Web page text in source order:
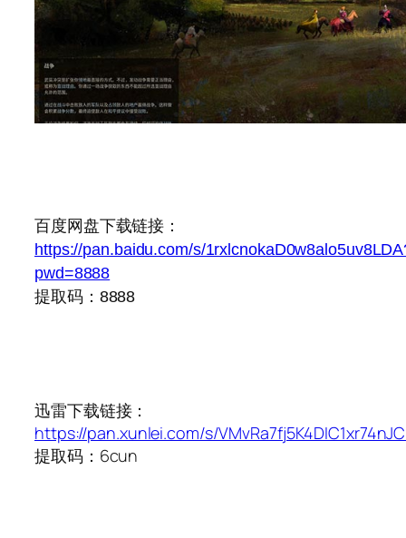
百度网盘下载链接：
https://pan.baidu.com/s/
pwd=8888
提取码：8888
迅雷下载链接：
https://pan.xunlei.com/s/
提取码：6cun